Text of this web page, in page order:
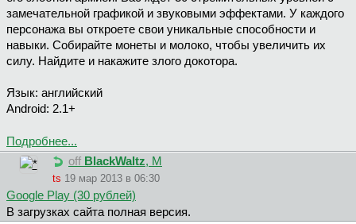
замечательной графикой и звуковыми эффектами. У каждого
персонажа вы откроете свои уникальные способности и
навыки. Собирайте монеты и молоко, чтобы увеличить их
силу. Найдите и накажите злого докотора.
Язык: английский
Android: 2.1+
Подробнее...
off BlackWaltz, М
ts 19 мар 2013 в 06:30
Google Play (30 рублей)
В загрузках сайта полная версия.